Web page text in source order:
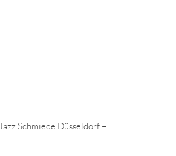
Schmiede Düsseldorf –